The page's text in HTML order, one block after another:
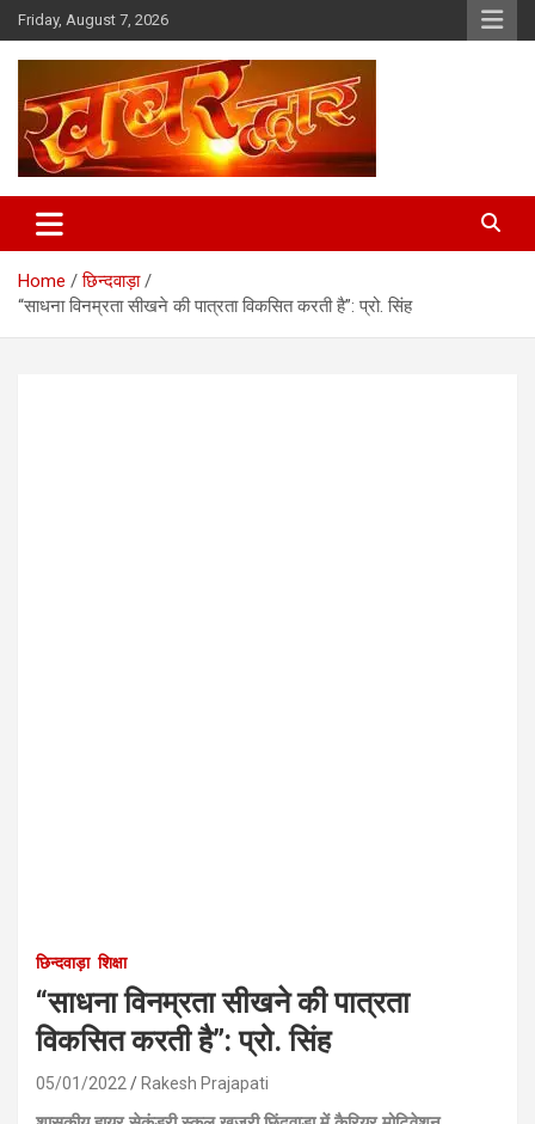
Skip
to
content
Friday, August 7, 2026
Khabar Dwar
Home
छिन्दवाड़ा
“साधना विनम्रता सीखने की पात्रता विकसित करती है”: प्रो. सिंह
छिन्दवाड़ा शिक्षा
“साधना विनम्रता सीखने की पात्रता
विकसित करती है”: प्रो. सिंह
05/01/2022 Rakesh Prajapati